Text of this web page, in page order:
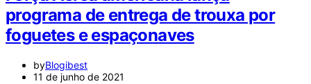
programa de entrega de trouxa por
foguetes e espaçonaves
byBlogibest
11 de junho de 2021